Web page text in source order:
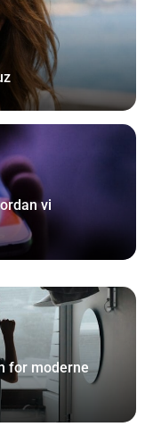
vi
for moderne